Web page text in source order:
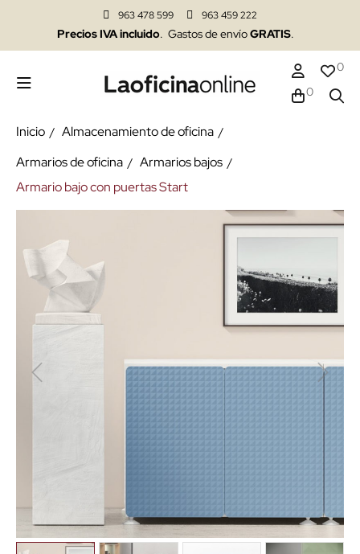
963 478 599 963 459 222
Precios IVA incluido. Gastos de envíoGRATIS.
0
0
Inicio
Almacenamiento de oficina
Armarios de oficina
Armarios bajos
Armario bajo con puertas Start